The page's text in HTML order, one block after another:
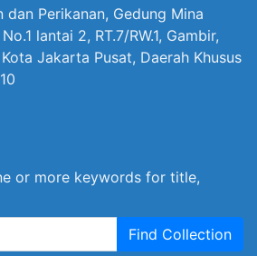
dan Perikanan, Gedung Mina
lantai 2, RT.7/RW.1, Gambir,
Jakarta Pusat, Daerah Khusus
or more keywords for title,
Find Collection